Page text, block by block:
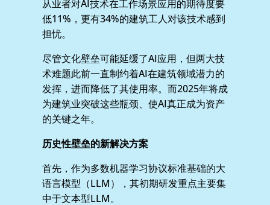
从业者对AI技术在工作场景应用的期待度要
低11%，更有34%的建筑工人对该技术感到
担忧。
尽管文化壁垒可能延缓了AI应用，但两大技
术难题此前一直制约着AI在建筑领域潜力的
发挥，进而降低了其使用率。而2025年将成
为建筑业突破这些瓶颈、使AI真正成为资产
的关键之年。
历史性壁垒的新解决方案
首先，作为多数机器学习协议标准基础的大
语言模型（LLM），其初期研发重点主要集
中于文本型LLM。